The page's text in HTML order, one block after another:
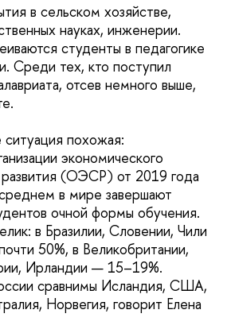
в сельском хозяйстве,
науках, инженерии.
студенты в педагогике
Среди тех, кто поступил
отсев немного выше,
похожая:
экономического
развития (ОЭСР) от 2019 года
в мире завершают
очной формы обучения.
в Бразилии, Словении, Чили
50%, в Великобритании,
Ирландии — 15–19%.
сравнимы Исландия, США,
Норвегия, говорит Елена